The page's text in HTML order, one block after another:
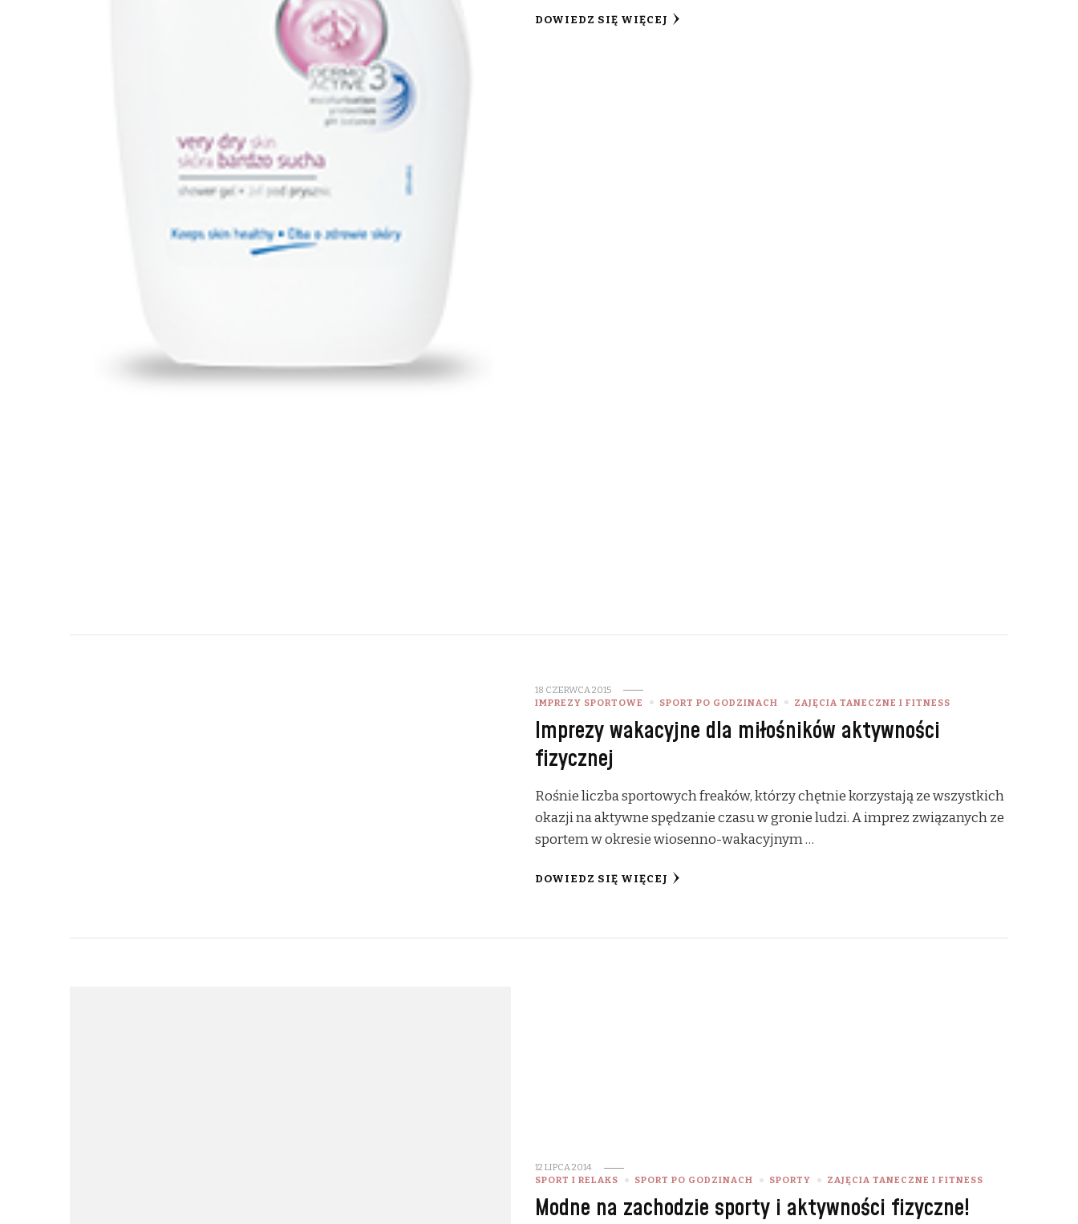
DOWIEDZ SIĘ WIĘCEJ
18 CZERWCA 2015
IMPREZY SPORTOWE
SPORT PO GODZINACH ZAJĘCIA TANECZNE I FITNESS
Imprezy wakacyjne dla miłośników aktywności
fizycznej
Rośnie liczba sportowych freaków, którzy chętnie korzystają ze wszystkich
okazji na aktywne spędzanie czasu w gronie ludzi. A imprez związanych ze
sportem w okresie wiosenno-wakacyjnym …
DOWIEDZ SIĘ WIĘCEJ
12 LIPCA 2014
SPORT I RELAKS
SPORT PO GODZINACH SPORTY ZAJĘCIA TANECZNE I FITNESS
Modne na zachodzie sporty i aktywności fizyczne!